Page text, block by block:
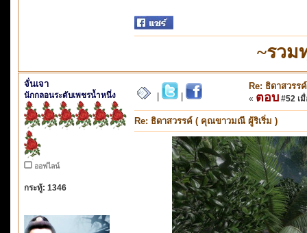
~รวม
จั่นเจา
นักกลอนระดับเพชรน้ำหนึ่ง
ออฟไลน์
กระทู้: 1346
Re: ธิดาสวร
« ตอบ #52 เ
Re: ธิดาสวรรค์ ( คุณขาวมณี ผู้ริเริ่ม )